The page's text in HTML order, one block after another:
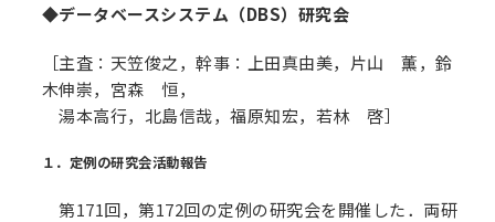
◆データベースシステム（DBS）研究会
［主査：天笠俊之，幹事：上田真由美，片山 薫，鈴
木伸崇，宮森 恒，
湯本高行，北島信哉，福原知宏，若林 啓］
１．定例の研究会活動報告
第171回，第172回の定例の研究会を開催した．両研